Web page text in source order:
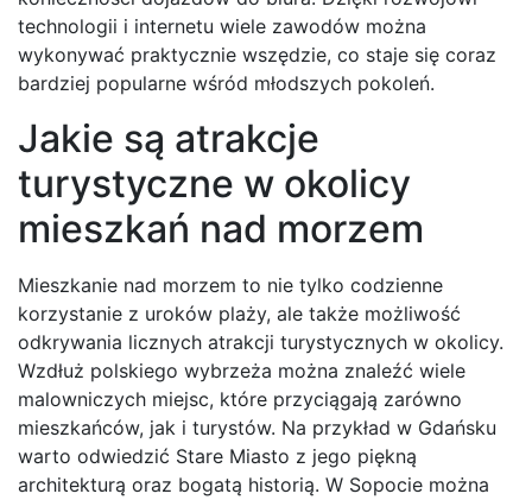
technologii i internetu wiele zawodów można
wykonywać praktycznie wszędzie, co staje się coraz
bardziej popularne wśród młodszych pokoleń.
Jakie są atrakcje
turystyczne w okolicy
mieszkań nad morzem
Mieszkanie nad morzem to nie tylko codzienne
korzystanie z uroków plaży, ale także możliwość
odkrywania licznych atrakcji turystycznych w okolicy.
Wzdłuż polskiego wybrzeża można znaleźć wiele
malowniczych miejsc, które przyciągają zarówno
mieszkańców, jak i turystów. Na przykład w Gdańsku
warto odwiedzić Stare Miasto z jego piękną
architekturą oraz bogatą historią. W Sopocie można